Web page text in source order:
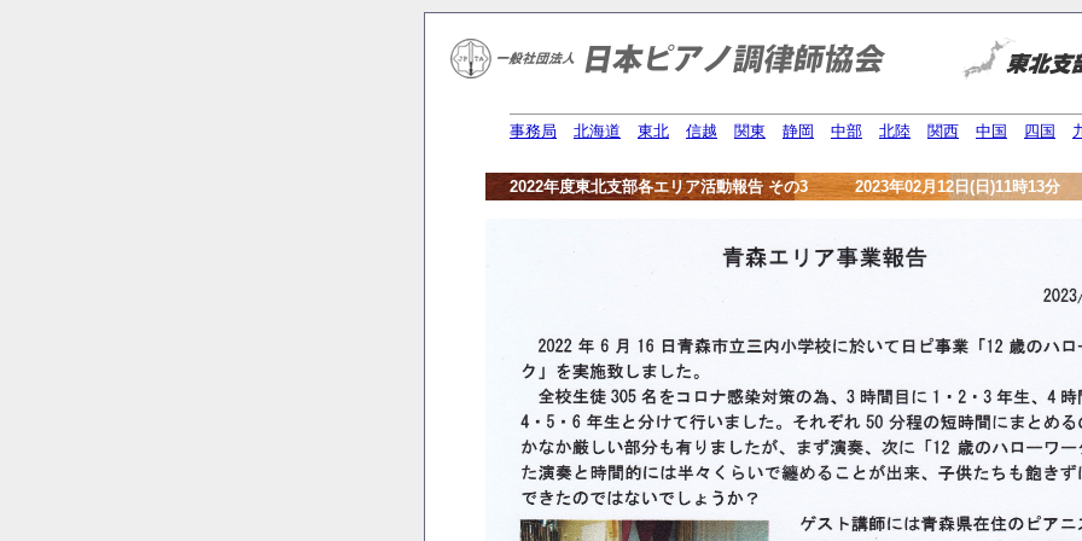
事務局 北海道 東北 信越 関東 静岡 中部 北陸 関西 中国 四国
2022年度東北支部各エリア活動報告 その3 2023年02月12日(日)11時13分